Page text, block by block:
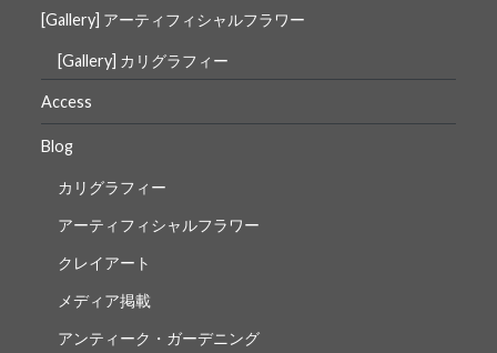
[Gallery] アーティフィシャルフラワー
[Gallery] カリグラフィー
Access
Blog
カリグラフィー
アーティフィシャルフラワー
クレイアート
メディア掲載
アンティーク・ガーデニング